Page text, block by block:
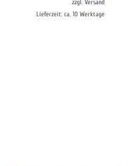
zzgl. Versand
Lieferzeit: ca. 10 Werktage